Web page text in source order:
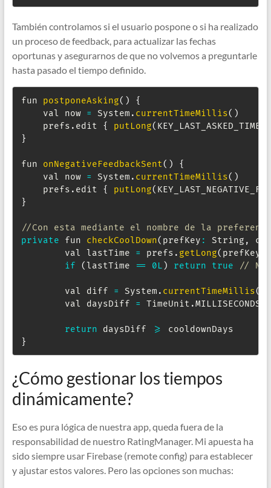
También controlamos si el usuario pospone o si ha realizado
un proceso de feedback, para actualizar las fechas
oportunas y asegurarnos de que no volvemos a preguntarle
hasta pasado el tiempo definido.
fun postponeAsking( )
{
    val now
= System . currentTimeMillis( )
    prefs
. edit { putLong( KEY_LAST_ASKED_TIME
}
fun onNegativeFeedbackSent( )
{
    val now
= System . currentTimeMillis( )
    prefs
. edit { putLong(
}
//Con esta mediante el nombre de la
private fun checkCoolDown( prefKey : String ,
        val lastTime
= prefs . getLong( prefKey
if
(lastTime == 0L ) return true //
        val diff
= System . currentTimeMillis(
        val daysDiff
= TimeUnit .MILLISECONDS
return daysDiff >=
}
¿Cómo gestionar los tiempos
dinámicamente?
Eso es pura lógica de nuestra app, queda fuera de la
responsabilidad de nuestro RatingManager. Mi apuesta ha
sido siempre usar Firebase (remote config) para establecer
y ajustar estos valores. Pero las opciones son muchas: